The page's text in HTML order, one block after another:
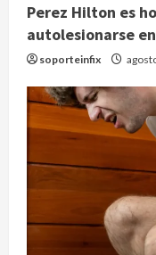
Perez Hilton es
autolesionarse
soporteinfix